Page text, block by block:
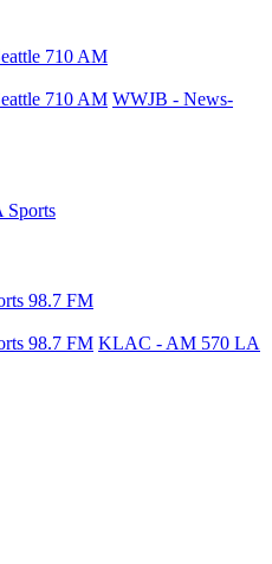
710 AM
710 AM WWJB - News-
98.7 FM
98.7 FM KLAC - AM 570 LA